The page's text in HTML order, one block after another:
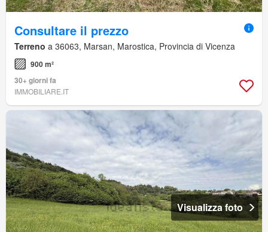
Consultare il prezzo
Terreno a 36063, Marsan, Marostica, Provincia di Vicenza
900 m²
30+ giorni fa
IMMOBILIARE.IT
Visualizza foto